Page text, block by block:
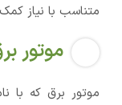
متناسب با نیاز
موتور
موتور برق که با